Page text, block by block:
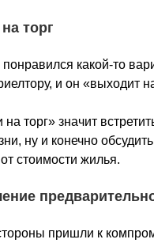
торг
какой-то
и он «выходит
торг» значит
ну и конечно
стоимости жилья.
пришли к